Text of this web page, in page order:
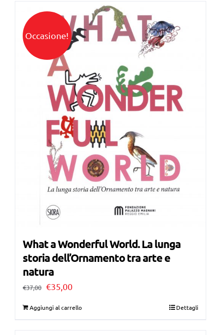
Occasione!
What a Wonderful World. La lunga
storia dell’Ornamento tra arte e
natura
€37,00 Il
€35,00Il
Aggiungi al carrello Dettagli